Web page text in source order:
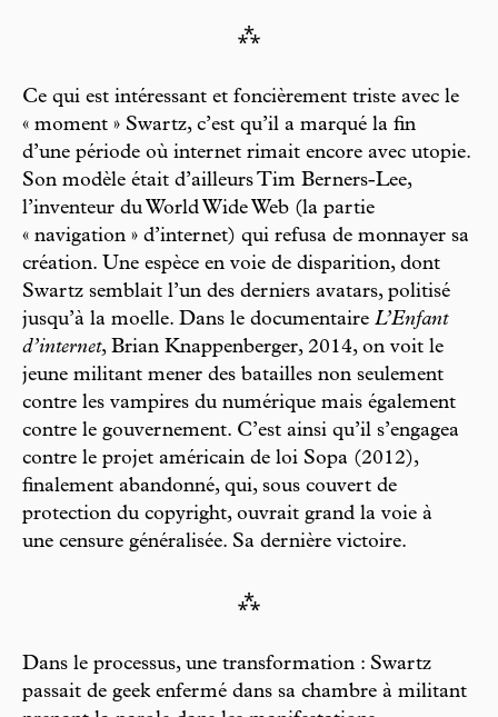
⁂
Ce qui est intéressant et foncièrement triste avec le
« moment » Swartz, c’est qu’il a marqué la fin
d’une période où internet rimait encore avec utopie.
Son modèle était d’ailleurs Tim Berners-Lee,
l’inventeur du World Wide Web (la partie
« navigation » d’internet) qui refusa de monnayer sa
création. Une espèce en voie de disparition, dont
Swartz semblait l’un des derniers avatars, politisé
jusqu’à la moelle. Dans le documentaire L’Enfant
d’internet, Brian Knappenberger, 2014, on voit le
jeune militant mener des batailles non seulement
contre les vampires du numérique mais également
contre le gouvernement. C’est ainsi qu’il s’engagea
contre le projet américain de loi Sopa (2012),
finalement abandonné, qui, sous couvert de
protection du copyright, ouvrait grand la voie à
une censure généralisée. Sa dernière victoire.
⁂
Dans le processus, une transformation : Swartz
passait de geek enfermé dans sa chambre à militant